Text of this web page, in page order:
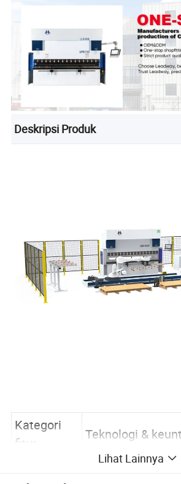
Deskripsi Produk
Kategori
fitur
Teknologi &
Pengembangan
Lihat Lainnya